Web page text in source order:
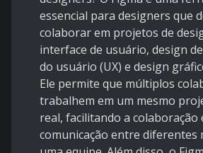
essencial para designers que
colaborar em projetos de
interface de usuário, design
do usuário (UX) e design
Ele permite que múltiplos
trabalhem em um mesmo
real, facilitando a colaboração
comunicação entre diferentes